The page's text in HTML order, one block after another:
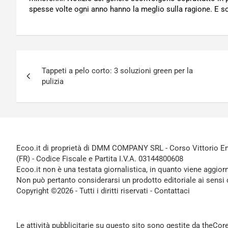
spesse volte ogni anno hanno la meglio sulla ragione. E
articoli
Tappeti a pelo corto: 3 soluzioni green per la
pulizia
Ecoo.it di proprietà di DMM COMPANY SRL - Corso Vittorio
(FR) - Codice Fiscale e Partita I.V.A. 03144800608
Ecoo.it non è una testata giornalistica, in quanto viene
Non può pertanto considerarsi un prodotto editoriale ai sensi
Copyright ©2026 - Tutti i diritti riservati - Contattaci
Le attività pubblicitarie su questo sito sono gestite da